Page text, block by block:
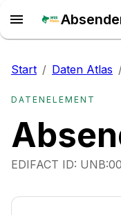
Start / Daten Atlas
DATENELEMENT
EDIFACT ID: